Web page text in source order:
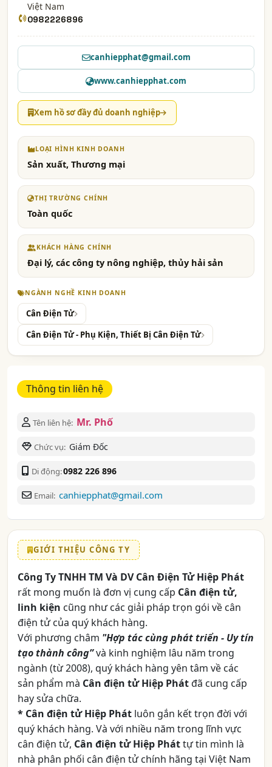
Việt Nam
0982226896
canhiepphat@gmail.com
www.canhiepphat.com
Xem hồ sơ đầy đủ doanh nghiệp
LOẠI HÌNH KINH DOANH
Sản xuất, Thương mại
THỊ TRƯỜNG CHÍNH
Toàn quốc
KHÁCH HÀNG CHÍNH
Đại lý, các công ty nông nghiệp, thủy hải sản
NGÀNH NGHỀ KINH DOANH
Cân Điện Tử
Cân Điện Tử - Phụ Kiện, Thiết Bị Cân Điện Tử
Thông tin liên hệ
Tên liên hệ: Mr. Phố
Chức vụ: Giám Đốc
Di động:0982 226 896
Email: canhiepphat@gmail.com
GIỚI THIỆU CÔNG TY
Công Ty TNHH TM Và DV Cân Điện Tử Hiệp Phát
rất mong muốn là đơn vị cung cấp Cân điện tử,
linh kiện cũng như các giải pháp trọn gói về cân
điện tử của quý khách hàng.
Với phương châm "Hợp tác cùng phát triển - Uy tín
tạo thành công”và kinh nghiệm lâu năm trong
ngành (từ 2008), quý khách hàng yên tâm về các
sản phẩm mà Cân điện tử Hiệp Phátđã cung cấp
hay sửa chữa.
* Cân điện tử Hiệp Phát luôn gắn kết trọn đời với
quý khách hàng. Và với nhiều năm trong lĩnh vực
cân điện tử, Cân điện tử Hiệp Pháttự tin mình là
nhà phân phối cân điện tử chính hãng tại Việt Nam